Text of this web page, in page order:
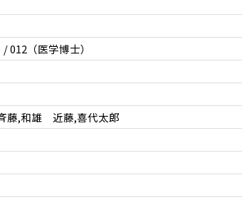
012（医学博士）
藤,和雄 近藤,喜代太郎